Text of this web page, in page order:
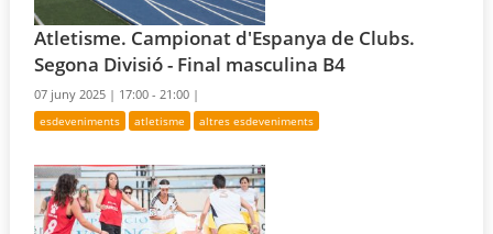
Atletisme. Campionat d'Espanya de Clubs.
Segona Divisió - Final masculina B4
07 juny 2025 | 17:00 - 21:00 |
esdeveniments atletisme altres esdeveniments